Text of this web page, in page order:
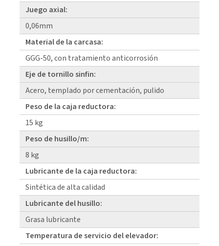
Juego axial:
0,06mm
Material de la carcasa:
GGG-50, con tratamiento anticorrosión
Eje de tornillo sinfin:
Acero, templado por cementación, pulido
Peso de la caja reductora:
15 kg
Peso de husillo/m:
8 kg
Lubricante de la caja reductora:
Sintética de alta calidad
Lubricante del husillo:
Grasa lubricante
Temperatura de servicio del elevador: